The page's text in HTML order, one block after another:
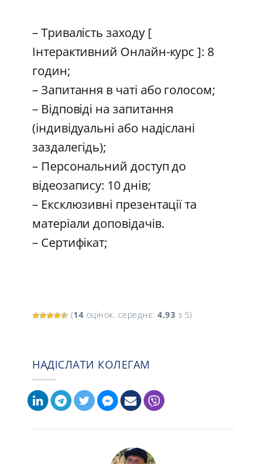
– Тривалість заходу [
Інтерактивний Онлайн-курс ]: 8
годин;
– Запитання в чаті або голосом;
– Відповіді на запитання
(індивідуальні або надіслані
заздалегідь);
– Персональний доступ до
відеозапису: 10 днів;
– Ексклюзивні презентації та
матеріали доповідачів.
– Сертифікат;
(14 оцінок, середнє: 4,93 з 5)
НАДІСЛАТИ КОЛЕГАМ